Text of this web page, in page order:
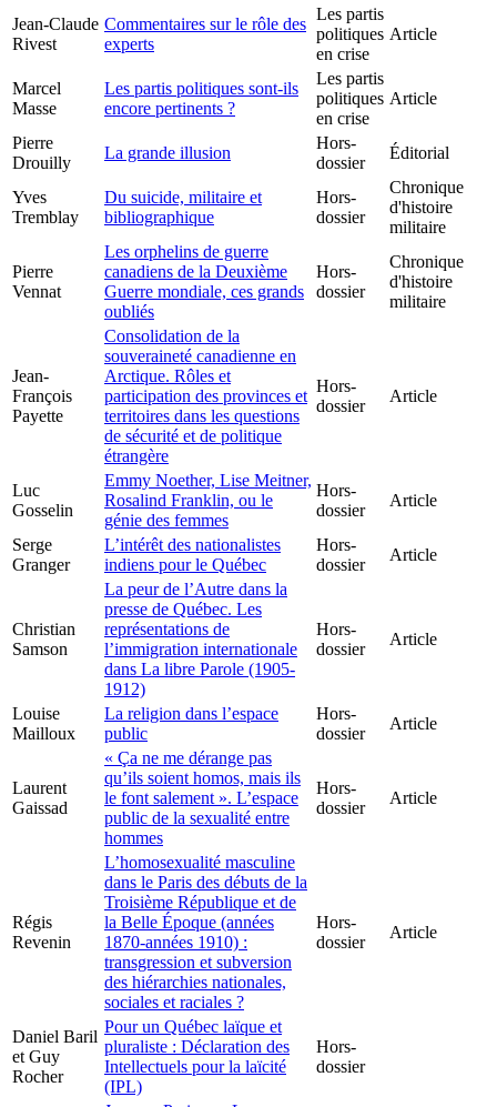
Jean-Claude
Rivest
Commentaires sur le rôle des
experts
Les partis
politiques
en crise
Article
Marcel
Masse
Les partis politiques sont-ils
encore pertinents ?
Les partis
politiques
en crise
Article
Pierre
Drouilly
La grande illusion
Hors-
dossier
Éditorial
Yves
Tremblay
Du suicide, militaire et
bibliographique
Hors-
dossier
Chronique
d'histoire
militaire
Pierre
Vennat
Les orphelins de guerre
canadiens de la Deuxième
Guerre mondiale, ces grands
oubliés
Hors-
dossier
Chronique
d'histoire
militaire
Jean-
François
Payette
Consolidation de la
souveraineté canadienne en
Arctique. Rôles et
participation des provinces et
territoires dans les questions
de sécurité et de politique
étrangère
Hors-
dossier
Article
Luc
Gosselin
Emmy Noether, Lise Meitner,
Rosalind Franklin, ou le
génie des femmes
Hors-
dossier
Article
Serge
Granger
L’intérêt des nationalistes
indiens pour le Québec
Hors-
dossier
Article
Christian
Samson
La peur de l’Autre dans la
presse de Québec. Les
représentations de
l’immigration internationale
dans La libre Parole (1905-
1912)
Hors-
dossier
Article
Louise
Mailloux
La religion dans l’espace
public
Hors-
dossier
Article
Laurent
Gaissad
« Ça ne me dérange pas
qu’ils soient homos, mais ils
le font salement ». L’espace
public de la sexualité entre
hommes
Hors-
dossier
Article
Régis
Revenin
L’homosexualité masculine
dans le Paris des débuts de la
Troisième République et de
la Belle Époque (années
1870-années 1910) :
transgression et subversion
des hiérarchies nationales,
sociales et raciales ?
Hors-
dossier
Article
Daniel Baril
et Guy
Rocher
Pour un Québec laïque et
pluraliste : Déclaration des
Intellectuels pour la laïcité
(IPL)
Hors-
dossier